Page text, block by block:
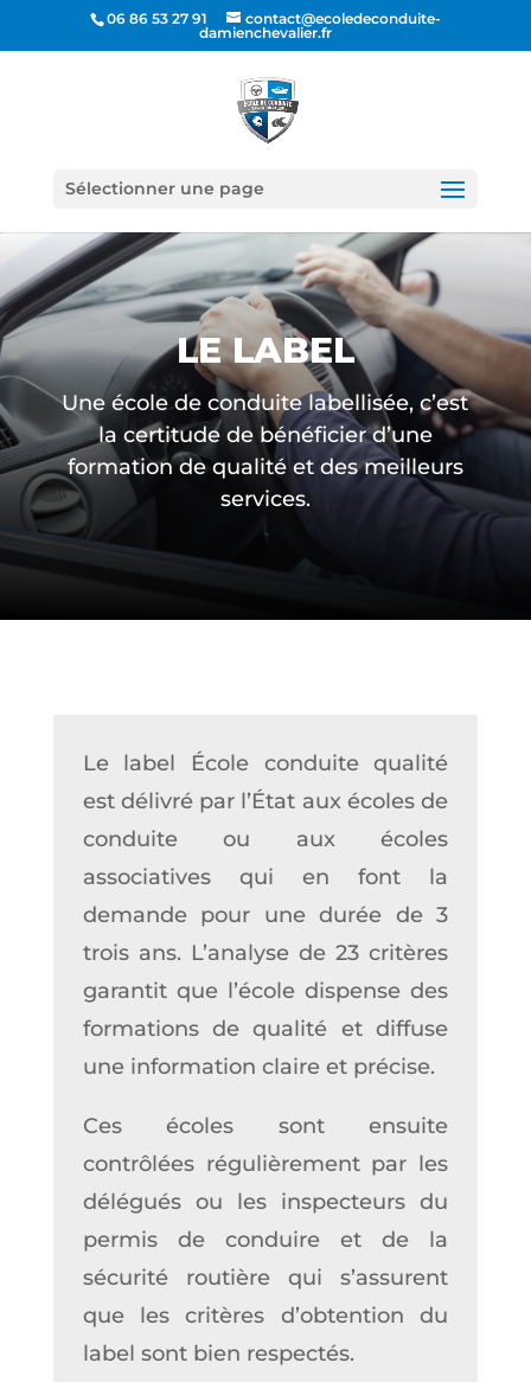
06 86 53 27 91
contact@ecoledeconduite-
damienchevalier.fr
Sélectionner une page
LE LABEL
Une école de conduite labellisée, c’est
la certitude de bénéficier d’une
formation de qualité et des meilleurs
services.
Le label École conduite qualité
est délivré par l’État aux écoles de
conduite ou aux écoles
associatives qui en font la
demande pour une durée de 3
trois ans. L’analyse de 23 critères
garantit que l’école dispense des
formations de qualité et diffuse
une information claire et précise.
Ces écoles sont ensuite
contrôlées régulièrement par les
délégués ou les inspecteurs du
permis de conduire et de la
sécurité routière qui s’assurent
que les critères d’obtention du
label sont bien respectés.